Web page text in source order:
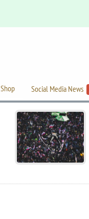
Shop Social Media News